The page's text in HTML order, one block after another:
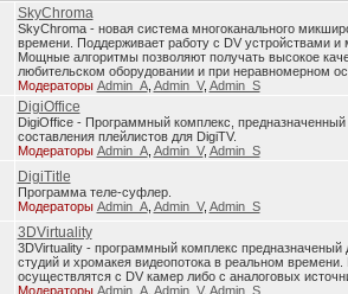
SkyChroma
SkyChroma - новая система многоканального
времени. Поддерживает работу с DV устройствами
Мощные алгоритмы позволяют получать высокое
любительском оборудовании и при неравномерном
Модераторы Admin_A, Admin_V, Admin_S
DigiOffice
DigiOffice - Программный комплекс, предназначенный
составления плейлистов для DigiTV.
Модераторы Admin_A, Admin_V, Admin_S
DigiTitle
Программа теле-суфлер.
Модераторы Admin_A, Admin_V, Admin_S
3DVirtuality
3DVirtuality - программный комплекс предназначеный
студий и хромакея видеопотока в реальном
осуществлятся с DV камер либо с аналоговых
Модераторы Admin_A, Admin_V, Admin_S